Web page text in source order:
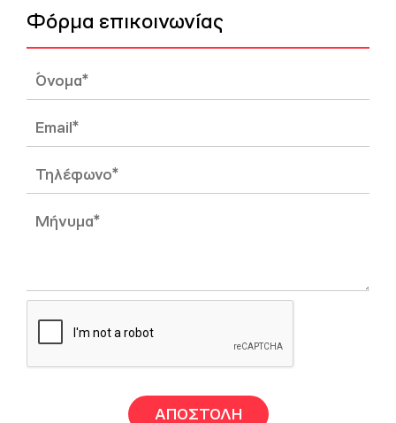
Φόρμα επικοινωνίας